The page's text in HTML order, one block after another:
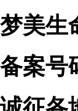
梦美生
备案号